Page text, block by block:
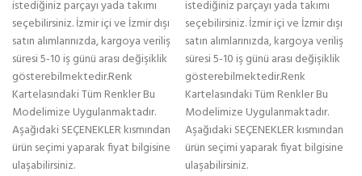
istediğiniz parçayı yada takımı
seçebilirsiniz. İzmir içi ve İzmir dışı
satın alımlarınızda, kargoya veriliş
süresi 5-10 iş günü arası değişiklik
gösterebilmektedir.Renk
Kartelasındaki Tüm Renkler Bu
Modelimize Uygulanmaktadır.
Aşağıdaki SEÇENEKLER kısmından
ürün seçimi yaparak fiyat bilgisine
ulaşabilirsiniz.
istediğiniz parçayı yada takımı
seçebilirsiniz. İzmir içi ve İzmir dışı
satın alımlarınızda, kargoya veriliş
süresi 5-10 iş günü arası değişiklik
gösterebilmektedir.Renk
Kartelasındaki Tüm Renkler Bu
Modelimize Uygulanmaktadır.
Aşağıdaki SEÇENEKLER kısmından
ürün seçimi yaparak fiyat bilgisine
ulaşabilirsiniz.